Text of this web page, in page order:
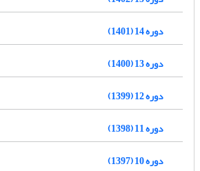
دوره 14 (1401)
دوره 13 (1400)
دوره 12 (1399)
دوره 11 (1398)
دوره 10 (1397)